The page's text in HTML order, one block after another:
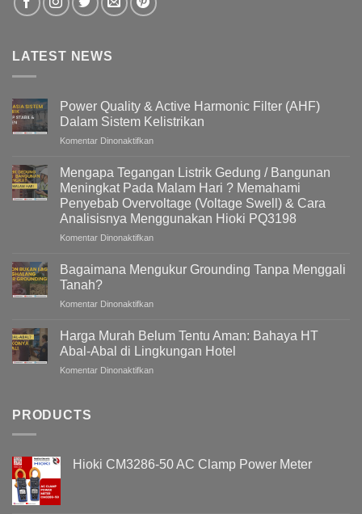
LATEST NEWS
Power Quality & Active Harmonic Filter (AHF)
Dalam Sistem Kelistrikan
Komentar Dinonaktifkanpada
Quality
&
Active
Harmonic
Filter
(AHF)
Sistem
Kelistrikan
Mengapa Tegangan Listrik Gedung / Bangunan
Meningkat Pada Malam Hari ? Memahami
Penyebab Overvoltage (Voltage Swell) & Cara
Analisisnya Menggunakan Hioki PQ3198
Komentar Dinonaktifkanpada
Tegangan
Listrik
/
Meningkat
Pada
Malam
Hari
&
Bagaimana Mengukur Grounding Tanpa Menggali
Tanah?
Komentar Dinonaktifkanpada
Mengukur
Grounding
Tanpa
Menggali
Harga Murah Belum Tentu Aman: Bahaya HT
Abal-Abal di Lingkungan Hotel
Komentar Dinonaktifkanpada
HT
PRODUCTS
Hioki CM3286-50 AC Clamp Power Meter